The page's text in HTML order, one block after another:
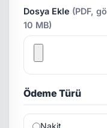
Dosya Ekle (PDF,
10 MB)
Ödeme Türü